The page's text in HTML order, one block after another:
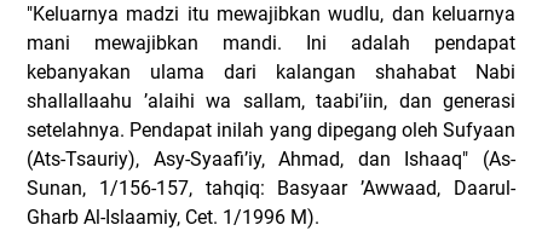
"Keluarnya madzi itu mewajibkan wudlu, dan keluarnya
mani mewajibkan mandi. Ini adalah pendapat
kebanyakan ulama dari kalangan shahabat Nabi
shallallaahu ’alaihi wa sallam, taabi’iin, dan generasi
setelahnya. Pendapat inilah yang dipegang oleh Sufyaan
(Ats-Tsauriy), Asy-Syaafi’iy, Ahmad, dan Ishaaq" (As-
Sunan, 1/156-157, tahqiq: Basyaar ’Awwaad, Daarul-
Gharb Al-Islaamiy, Cet. 1/1996 M).